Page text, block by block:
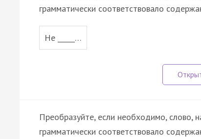
грамматически соответствовало
He _____…
Преобразуйте, если необходимо, слово,
грамматически соответствовало